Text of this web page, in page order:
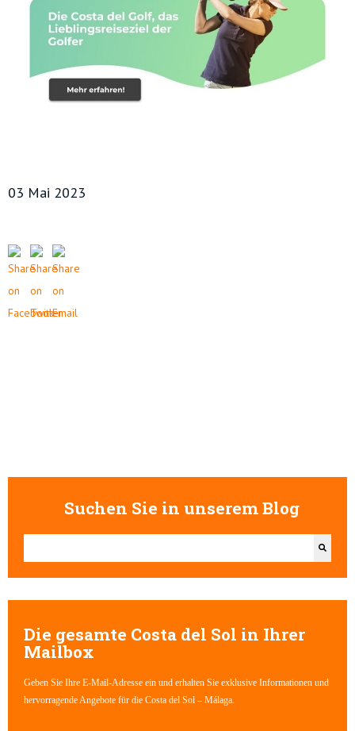
03 Mai 2023
Suchen Sie in unserem Blog
Dies ist ein Suchfeld mit einer automatischen Vorschlagsfunktion.
Die gesamte Costa del Sol in Ihrer
Mailbox
Geben Sie Ihre E-Mail-Adresse ein und erhalten Sie exklusive Informationen und
hervorragende Angebote für die Costa del Sol – Málaga.